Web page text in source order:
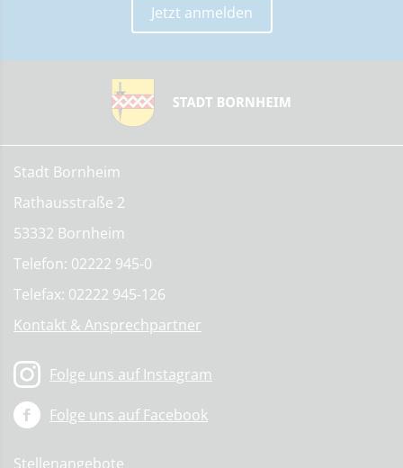
Jetzt anmelden
Stadt Bornheim
Rathausstraße 2
53332 Bornheim
Telefon: 02222 945-0
Telefax: 02222 945-126
Kontakt & Ansprechpartner
Folge uns auf Instagram
Folge uns auf Facebook
Stellenangebote